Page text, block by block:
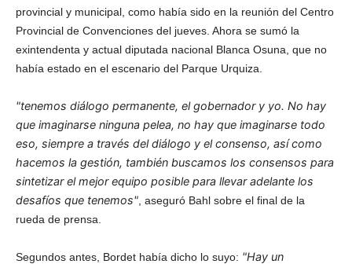
provincial y municipal, como había sido en la reunión del Centro
Provincial de Convenciones del jueves. Ahora se sumó la
exintendenta y actual diputada nacional Blanca Osuna, que no
había estado en el escenario del Parque Urquiza.
"tenemos diálogo permanente, el gobernador y yo. No hay
que imaginarse ninguna pelea, no hay que imaginarse todo
eso, siempre a través del diálogo y el consenso, así como
hacemos la gestión, también buscamos los consensos para
sintetizar el mejor equipo posible para llevar adelante los
desafíos que tenemos" , aseguró Bahl sobre el final de la
rueda de prensa.
Segundos antes, Bordet había dicho lo suyo: "Hay un